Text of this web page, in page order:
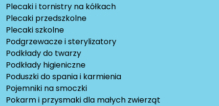
Plecaki i tornistry na kółkach
Plecaki przedszkolne
Plecaki szkolne
Podgrzewacze i sterylizatory
Podkłady do twarzy
Podkłady higieniczne
Poduszki do spania i karmienia
Pojemniki na smoczki
Pokarm i przysmaki dla małych zwierząt